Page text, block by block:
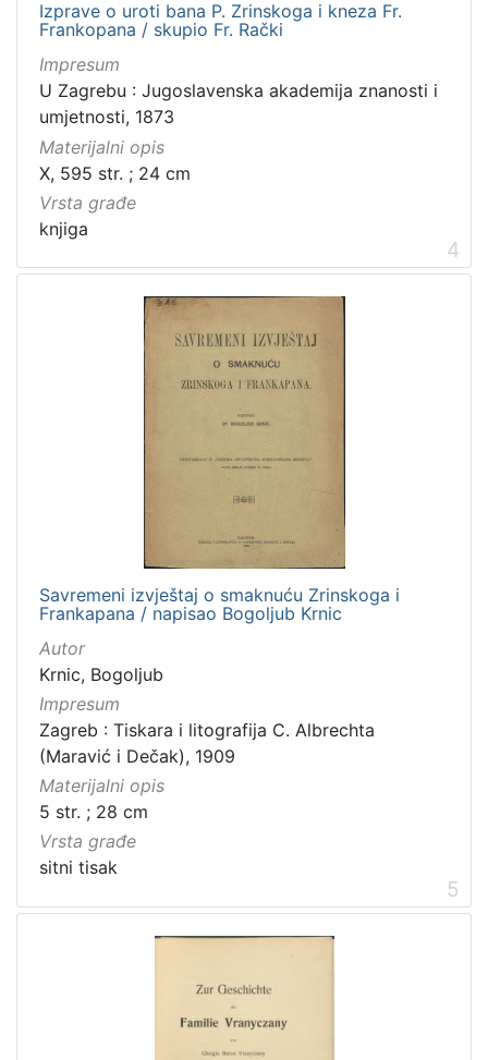
Izprave o uroti bana P. Zrinskoga i kneza Fr.
Frankopana / skupio Fr. Rački
Impresum
U Zagrebu : Jugoslavenska akademija znanosti i
umjetnosti, 1873
Materijalni opis
X, 595 str. ; 24 cm
Vrsta građe
knjiga
4
Savremeni izvještaj o smaknuću Zrinskoga i
Frankapana / napisao Bogoljub Krnic
Autor
Krnic, Bogoljub
Impresum
Zagreb : Tiskara i litografija C. Albrechta
(Maravić i Dečak), 1909
Materijalni opis
5 str. ; 28 cm
Vrsta građe
sitni tisak
5